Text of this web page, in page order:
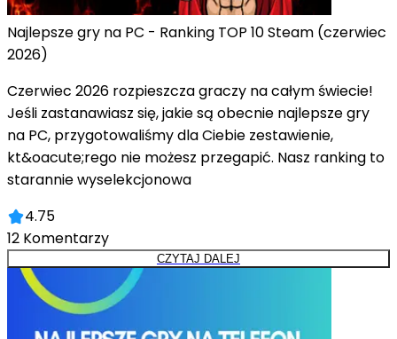
Najlepsze gry na PC - Ranking TOP 10 Steam (czerwiec
2026)
Czerwiec 2026 rozpieszcza graczy na całym świecie!
Jeśli zastanawiasz się, jakie są obecnie najlepsze gry
na PC, przygotowaliśmy dla Ciebie zestawienie,
kt&oacute;rego nie możesz przegapić. Nasz ranking to
starannie wyselekcjonowa
4.75
12 Komentarzy
CZYTAJ DALEJ